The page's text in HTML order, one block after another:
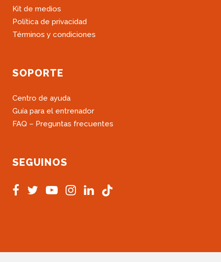
Kit de medios
Política de privacidad
Términos y condiciones
SOPORTE
Centro de ayuda
Guía para el entrenador
FAQ – Preguntas frecuentes
SEGUINOS